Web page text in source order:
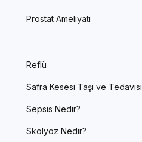
Prostat Ameliyatı
Reflü
Safra Kesesi Taşı ve Tedavisi
Sepsis Nedir?
Skolyoz Nedir?